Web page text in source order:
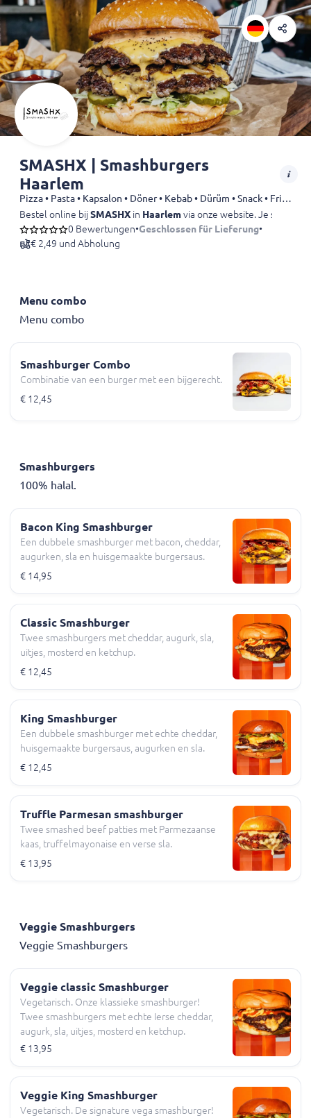
SMASHX | Smashburgers
Haarlem
Pizza • Pasta • Kapsalon • Döner • Kebab • Dürüm • Snack • Fries • Hamburgers • Sandwiches
Bestel online bijSMASHX in Haarlemvia onze website. Je
0 Bewertungen•Geschlossen für Lieferung•
€ 2,49 und Abholung
Menu combo
Menu combo
Smashburger Combo
Combinatie van een burger met een bijgerecht.
€ 12,45
Smashburgers
100% halal.
Bacon King Smashburger
Een dubbele smashburger met bacon, cheddar,
augurken, sla en huisgemaakte burgersaus.
€ 14,95
Classic Smashburger
Twee smashburgers met cheddar, augurk, sla,
uitjes, mosterd en ketchup.
€ 12,45
King Smashburger
Een dubbele smashburger met echte cheddar,
huisgemaakte burgersaus, augurken en sla.
€ 12,45
Truffle Parmesan smashburger
Twee smashed beef patties met Parmezaanse
kaas, truffelmayonaise en verse sla.
€ 13,95
Veggie Smashburgers
Veggie Smashburgers
Veggie classic Smashburger
Vegetarisch. Onze klassieke smashburger!
Twee smashburgers met echte Ierse cheddar,
augurk, sla, uitjes, mosterd en ketchup.
€ 13,95
Veggie King Smashburger
Vegetarisch. De signature vega smashburger!